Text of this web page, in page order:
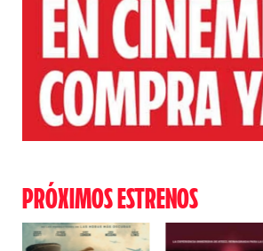
PRÓXIMOS ESTRENOS